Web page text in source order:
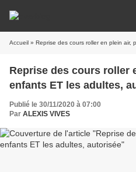
Accueil » Reprise des cours roller en plein air,
Reprise des cours roller
enfants ET les adultes,
Publié le 30/11/2020 à 07:00
Par ALEXIS VIVES